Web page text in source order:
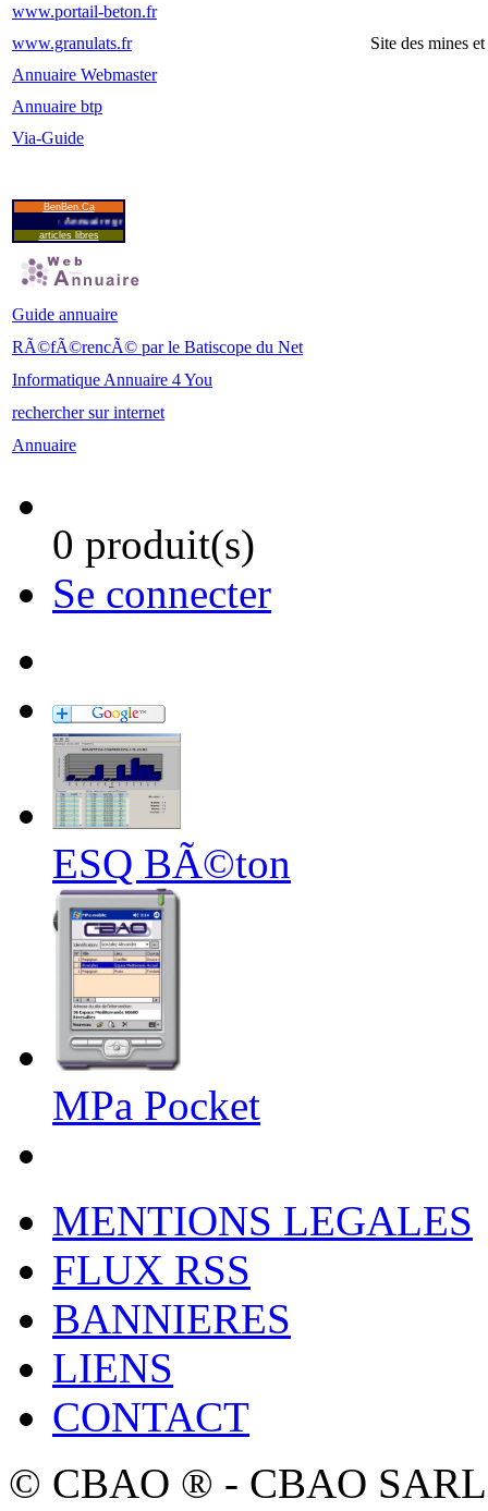
www.portail-beton.fr
www.granulats.fr
Site des mines
Annuaire Webmaster
Annuaire btp
Via-Guide
BenBen.Ca
- Annuaire gratuit - RÃ©fÃ©rencement - Positionnement
articles libres
Guide annuaire
RÃ©fÃ©rencÃ© par le Batiscope du Net
Informatique Annuaire 4 You
rechercher sur internet
Annuaire
0 produit(s)
Se connecter
ESQ BÃ©ton
MPa Pocket
MENTIONS LEGALES
FLUX RSS
BANNIERES
LIENS
CONTACT
© CBAO ® - CBAO